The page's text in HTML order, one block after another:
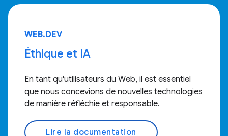
WEB.DEV
Éthique et IA
En tant qu'utilisateurs du Web, il est essentiel
que nous concevions de nouvelles technologies
de manière réfléchie et responsable.
Lire la documentation